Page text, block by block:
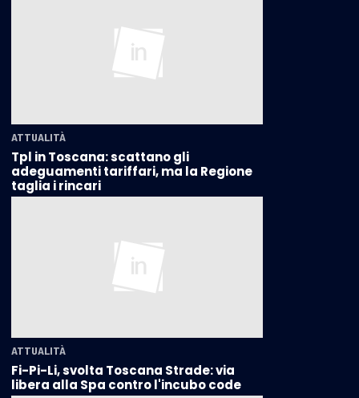
ATTUALITÀ
Tpl in Toscana: scattano gli
adeguamenti tariffari, ma la Regione
taglia i rincari
ATTUALITÀ
Fi-Pi-Li, svolta Toscana Strade: via
libera alla Spa contro l'incubo code